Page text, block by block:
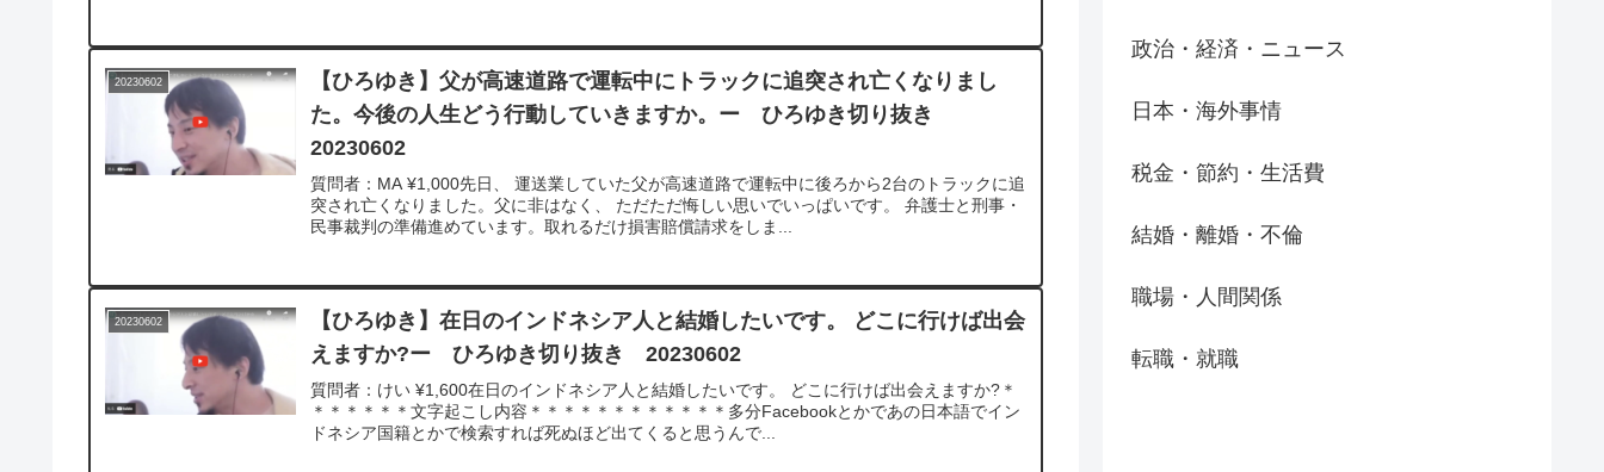
20230602
【ひろゆき】父が高速道路で運転中にトラックに追突され亡くなりまし
た。今後の人生どう行動していきますか。ー ひろゆき切り抜き
20230602
質問者：MA ¥1,000先日、 運送業していた父が高速道路で運転中に後ろから2台のトラックに追
突され亡くなりました。父に非はなく、 ただただ悔しい思いでいっぱいです。 弁護士と刑事・
民事裁判の準備進めています。取れるだけ損害賠償請求をしま...
20230602
【ひろゆき】在日のインドネシア人と結婚したいです。 どこに行けば出会
えますか?ー ひろゆき切り抜き 20230602
質問者：けい ¥1,600在日のインドネシア人と結婚したいです。 どこに行けば出会えますか?＊
＊＊＊＊＊＊文字起こし内容＊＊＊＊＊＊＊＊＊＊＊＊多分Facebookとかであの日本語でイン
ドネシア国籍とかで検索すれば死ぬほど出てくると思うんで...
政治・経済・ニュース
日本・海外事情
税金・節約・生活費
結婚・離婚・不倫
職場・人間関係
転職・就職